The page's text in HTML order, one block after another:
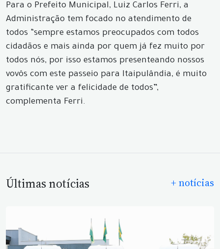
Para o Prefeito Municipal, Luiz Carlos Ferri, a
Administração tem focado no atendimento de
todos “sempre estamos preocupados com todos
cidadãos e mais ainda por quem já fez muito por
todos nós, por isso estamos presenteando nossos
vovôs com este passeio para Itaipulândia, é muito
gratificante ver a felicidade de todos”,
complementa Ferri.
Últimas notícias + notícias